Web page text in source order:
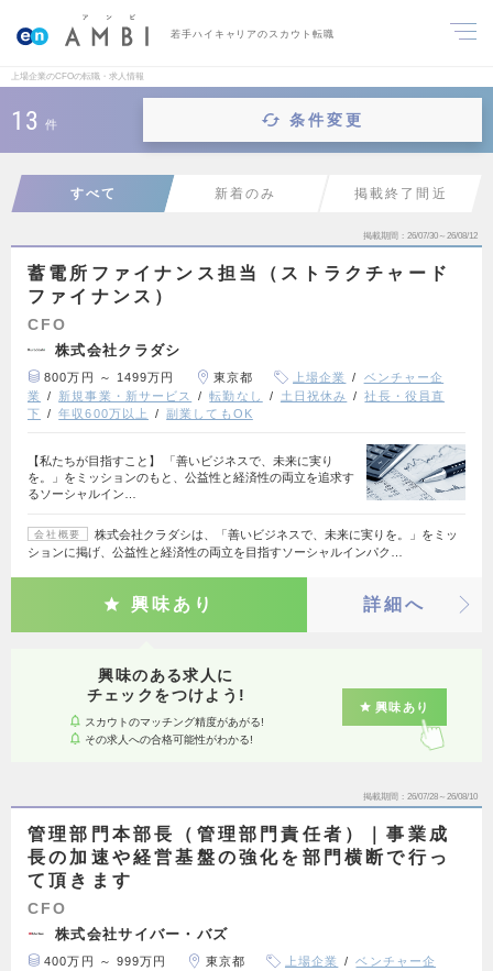
若手ハイキャリアのスカウト転職
上場企業のCFOの転職・求人情報
13 件 条件変更
すべて 新着のみ 掲載終了間近
掲載期間 26/07/30～26/08/12
蓄電所ファイナンス担当（ストラクチャード
ファイナンス）
CFO
株式会社クラダシ
800万円 ～ 1499万円 東京都 上場企業
ベンチャー企
業
新規事業・新サービス 転勤なし 土日祝休み
社長・役員直
下
年収600万以上 副業してもOK
【私たちが目指すこと】 「善いビジネスで、未来に実り
を。」をミッションのもと、公益性と経済性の両立を追求す
るソーシャルイン…
会社概要
株式会社クラダシは、「善いビジネスで、未来に実りを。」をミッ
ションに掲げ、公益性と経済性の両立を目指すソーシャルインパク…
興味あり 詳細へ
興味のある求人に
チェックをつけよう!
スカウトのマッチング精度があがる!
その求人への合格可能性がわかる!
興味あり
掲載期間 26/07/28～26/08/10
管理部門本部長（管理部門責任者）｜事業成
長の加速や経営基盤の強化を部門横断で行っ
て頂きます
CFO
株式会社サイバー・バズ
400万円 ～ 999万円 東京都 上場企業
ベンチャー企